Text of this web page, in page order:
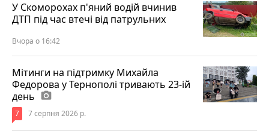
У Скоморохах п'яний водій вчинив
ДТП під час втечі від патрульних
Вчора о 16:42
Мітинги на підтримку Михайла
Федорова у Тернополі тривають 23-ій
день photo_camera
7 7 серпня 2026 р.